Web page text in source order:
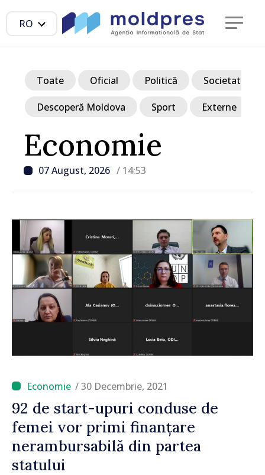
RO
Economie
07 August, 2026 / 14:53
Toate Oficial Politică Societate
Descoperă Moldova Sport Externe
/ 30 Decembrie, 2021
92 de start-upuri conduse de
femei vor primi finanțare
nerambursabilă din partea
statului